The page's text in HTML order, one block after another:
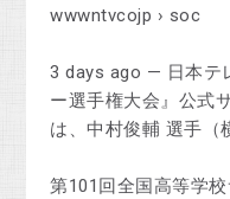
wwwntvcojp › soc
3 days ago — 日本テ
ー選手権大会』公式
は、中村俊輔 選手（
第101回全国高等学